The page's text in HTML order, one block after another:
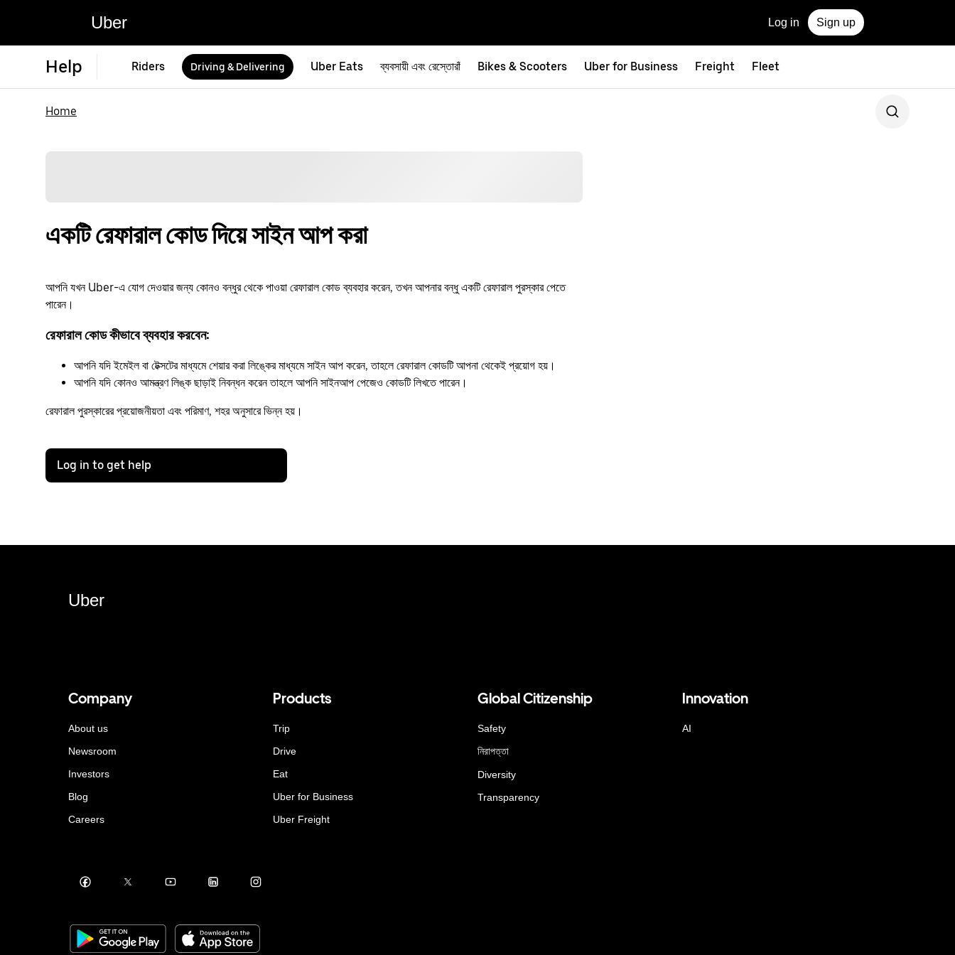
Uber Log in Sign up
Help Riders Driving & Delivering Uber Eats ব্যবসায়ী এবং রেস্তোরাঁ Bikes & Scooters Uber for Business Freight Fleet
Home
একটি রেফারাল কোড দিয়ে সাইন আপ করা
আপনি যখন Uber-এ যোগ দেওয়ার জন্য কোনও বন্ধুর থেকে পাওয়া রেফারাল কোড ব্যবহার করেন, তখন আপনার বন্ধু একটি রেফারাল পুরস্কার পেতে
পারেন।
রেফারাল কোড কীভাবে ব্যবহার করবেন:
আপনি যদি ইমেইল বা টেক্সটের মাধ্যমে শেয়ার করা লিঙ্কের মাধ্যমে সাইন আপ করেন, তাহলে রেফারাল কোডটি আপনা থেকেই প্রয়োগ হয়।
আপনি যদি কোনও আমন্ত্রণ লিঙ্ক ছাড়াই নিবন্ধন করেন তাহলে আপনি সাইনআপ পেজেও কোডটি লিখতে পারেন।
রেফারাল পুরস্কারের প্রয়োজনীয়তা এবং পরিমাণ, শহর অনুসারে ভিন্ন হয়।
Log in to get help
Uber
Company
About us
Newsroom
Investors
Blog
Careers
Products
Trip
Drive
Eat
Uber for Business
Uber Freight
Global Citizenship
Safety
নিরাপত্তা
Diversity
Transparency
Innovation
AI